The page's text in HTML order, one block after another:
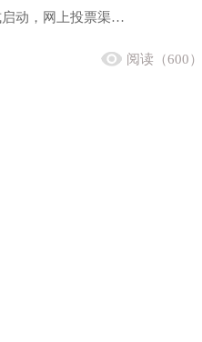
启动，网上投票渠…
阅读（600）